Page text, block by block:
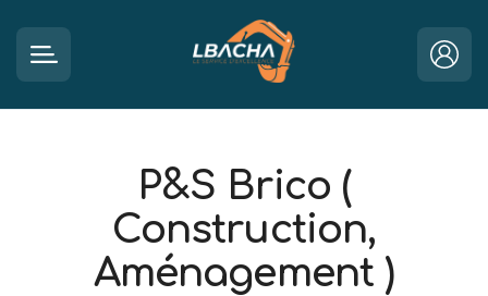
P&S Brico (
Construction,
Aménagement )